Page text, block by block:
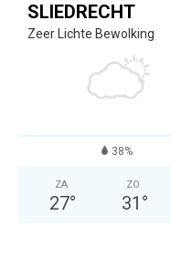
SLIEDRECHT
Zeer Lichte Bewolking
38%
ZA
27°
ZO
31 °